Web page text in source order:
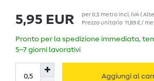
5,95 EUR per0,5 metroincl. IVA(
Prezzo unitario 11,89 € /
Pronto per la spedizione immediata,
5–7 giorni lavorativi
Aggiungi al